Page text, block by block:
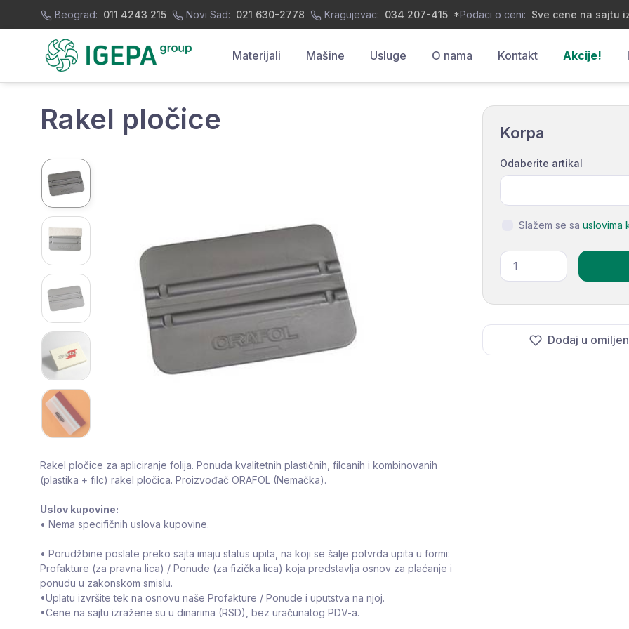
Beograd: 011 4243 215 Novi Sad: 021 630-2778 Kragujevac: 034 207-415 *Podaci o ceni: Sve cene na sajtu
Materijali Mašine Usluge O nama Kontakt Akcije!
Rakel pločice
Rakel pločice za apliciranje folija. Ponuda kvalitetnih plastičnih, filcanih i kombinovanih
(plastika + filc) rakel pločica. Proizvođač ORAFOL (Nemačka).
Uslov kupovine:
• Nema specifičnih uslova kupovine.
• Porudžbine poslate preko sajta imaju status upita, na koji se šalje potvrda upita u formi:
Profakture (za pravna lica) / Ponude (za fizička lica) koja predstavlja osnov za plaćanje i
ponudu u zakonskom smislu.
•Uplatu izvršite tek na osnovu naše Profakture / Ponude i uputstva na njoj.
•Cene na sajtu izražene su u dinarima (RSD), bez uračunatog PDV-a.
Korpa
Odaberite artikal
Slažem se sa uslovima
Dodaj u